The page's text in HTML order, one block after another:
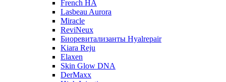
French HA
Lasbeau Aurora
Miracle
ReviNeux
Биоревитализанты Hyalrepair
Kiara Reju
Elaxen
Skin Glow DNA
DerMaxx